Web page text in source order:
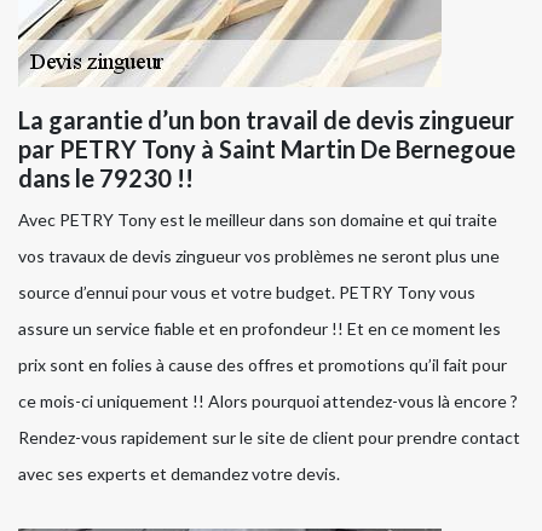
La garantie d’un bon travail de devis zingueur
par PETRY Tony à Saint Martin De Bernegoue
dans le 79230 !!
Avec PETRY Tony est le meilleur dans son domaine et qui traite
vos travaux de devis zingueur vos problèmes ne seront plus une
source d’ennui pour vous et votre budget. PETRY Tony vous
assure un service fiable et en profondeur !! Et en ce moment les
prix sont en folies à cause des offres et promotions qu’il fait pour
ce mois-ci uniquement !! Alors pourquoi attendez-vous là encore ?
Rendez-vous rapidement sur le site de client pour prendre contact
avec ses experts et demandez votre devis.